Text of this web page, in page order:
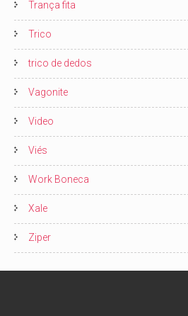
Trança fita
Trico
trico de dedos
Vagonite
Video
Viés
Work Boneca
Xale
Ziper